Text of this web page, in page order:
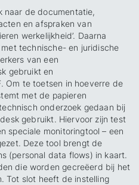
naar de documentatie,
en afspraken van
werkelijkheid’. Daarna
technische- en juridische
van een
gebruikt en
Om te toetsen in hoeverre de
met de papieren
onderzoek gedaan bij
gebruikt. Hiervoor zijn test
speciale monitoringtool – een
Deze tool brengt de
(personal data flows) in kaart.
die worden gecreëerd bij het
Tot slot heeft de instelling